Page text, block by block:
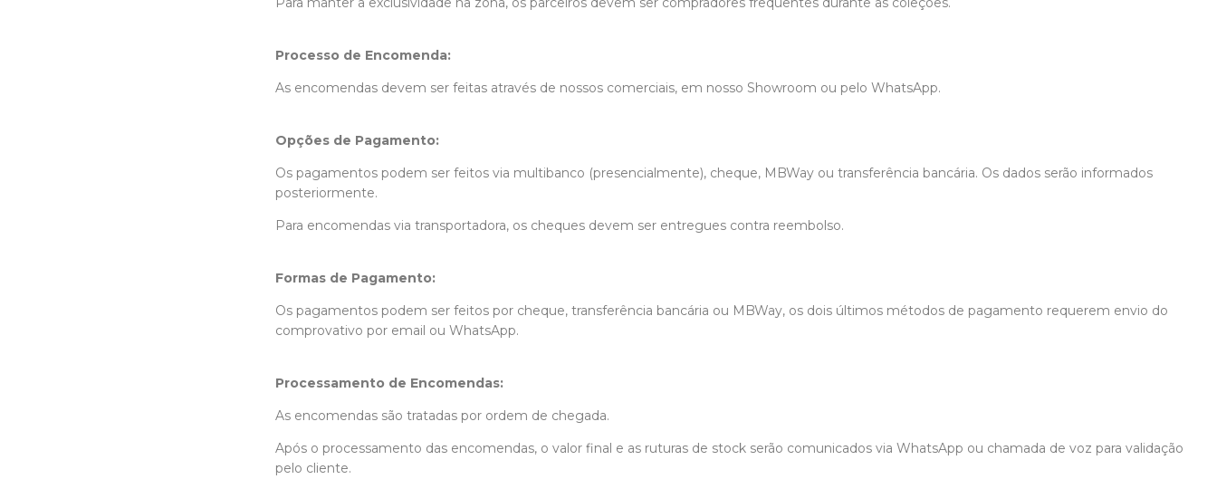
Processo de Encomenda:
As encomendas devem ser feitas através de nossos comerciais, em nosso Showroom ou pelo WhatsApp.
Opções de Pagamento:
Os pagamentos podem ser feitos via multibanco (presencialmente), cheque, MBWay ou transferência bancária. Os dados serão informados
posteriormente.
Para encomendas via transportadora, os cheques devem ser entregues contra reembolso.
Formas de Pagamento:
Os pagamentos podem ser feitos por cheque, transferência bancária ou MBWay, os dois últimos métodos de pagamento requerem envio do
comprovativo por email ou WhatsApp.
Processamento de Encomendas:
As encomendas são tratadas por ordem de chegada.
Após o processamento das encomendas, o valor final e as ruturas de stock serão comunicados via WhatsApp ou chamada de voz para validação
pelo cliente.